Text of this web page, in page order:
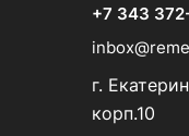
+7 343
г.
корп.10